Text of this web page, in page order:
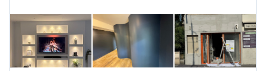
cloisons Murs décoratifs, meuble T.V Installation de faux
plafonds (suspendus, autoportant, dalles, décoratifs )
Isolation thermique et phonique Pose de cadre,
Galandage Contactez-moi pour un devis gratuit et
personnalisé !